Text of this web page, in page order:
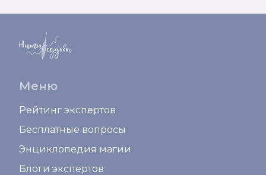
Меню
Рейтинг экспертов
Бесплатные вопросы
Энциклопедия магии
Блоги экспертов